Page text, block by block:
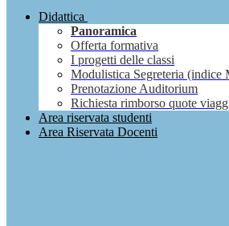
Didattica
Panoramica
Offerta formativa
I progetti delle classi
Modulistica Segreteria (indice
Prenotazione Auditorium
Richiesta rimborso quote
Area riservata studenti
Area Riservata Docenti